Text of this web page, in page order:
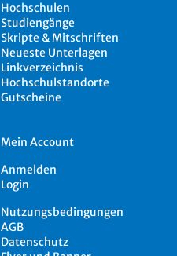
Hochschulen
Studiengänge
Skripte & Mitschriften
Neueste Unterlagen
Linkverzeichnis
Hochschulstandorte
Gutscheine
Mein Account
Anmelden
Login
Nutzungsbedingungen
AGB
Datenschutz